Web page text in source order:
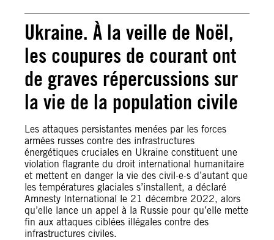
Ukraine. À la veille de Noël,
les coupures de courant ont
de graves répercussions sur
la vie de la population civile
Les attaques persistantes menées par les forces
armées russes contre des infrastructures
énergétiques cruciales en Ukraine constituent une
violation flagrante du droit international humanitaire
et mettent en danger la vie des civil·e·s d’autant que
les températures glaciales s’installent, a déclaré
Amnesty International le 21 décembre 2022, alors
qu’elle lance un appel à la Russie pour qu’elle mette
fin aux attaques ciblées illégales contre des
infrastructures civiles.